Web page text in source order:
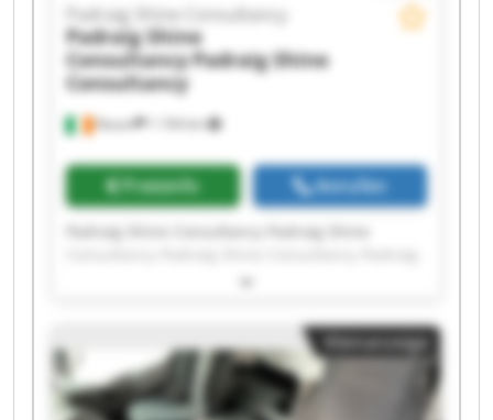
Navan 1.194 km
Padraig Shine Consultancy
Padraig Shine
ConsultancyPadraig Shine
Consultancy
Preisinfo Anrufen
Padraig Shine Consultancy Padraig Shine
Shine Consultancy Padraig Shine Consultancy
Consultancy Padraig Shine Consultancy Padraig
Shine Consultancy Padraig Shine Consultancy
Padraig Shine Consultancy Padraig Shine
Consultancy Padraig Shine Consultancy Padraig
Kleinanzeige